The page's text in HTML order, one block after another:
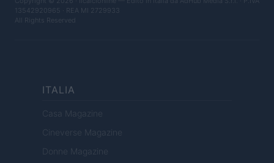
13542920965 · REA MI 2729933
All Rights Reserved
ITALIA
Casa Magazine
Cineverse Magazine
Donne Magazine